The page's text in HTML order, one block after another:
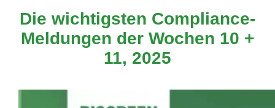
Die wichtigsten Compliance-
Meldungen der Wochen 10 +
11, 2025